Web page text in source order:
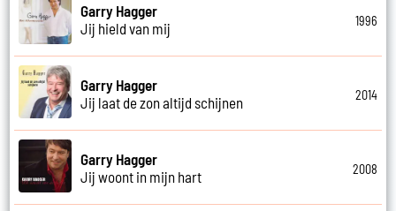
Garry Hagger
Jij hield van mij
1996
Garry Hagger
Jij laat de zon altijd schijnen
2014
Garry Hagger
Jij woont in mijn hart
2008